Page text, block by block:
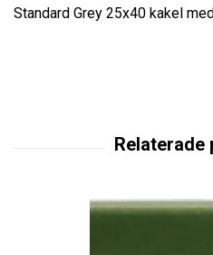
Standard Grey 25x40 kakel